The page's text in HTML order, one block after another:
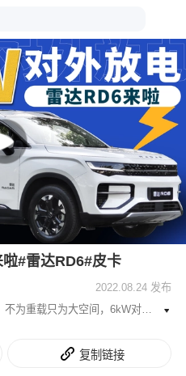
#雷达RD6#皮卡
2022.08.24 发布
雷达RD6，承载式车身的电动皮卡，不为重载只为大空间，6kW对外放电能当移动充电桩用，跟市面上主流传统皮卡完全不是一个概念，是一个新的物种新的玩儿法。
复制链接